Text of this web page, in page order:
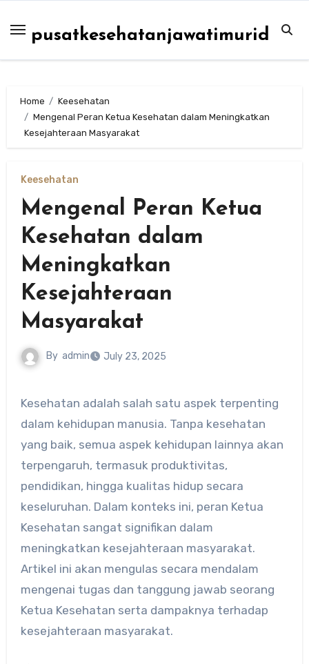
content
pusatkesehatanjawatimurid
Home
Keesehatan
Mengenal Peran Ketua Kesehatan dalam Meningkatkan
Kesejahteraan Masyarakat
Keesehatan
Mengenal Peran Ketua
Kesehatan dalam
Meningkatkan
Kesejahteraan
Masyarakat
By admin July 23, 2025
Kesehatan adalah salah satu aspek terpenting
dalam kehidupan manusia. Tanpa kesehatan
yang baik, semua aspek kehidupan lainnya akan
terpengaruh, termasuk produktivitas,
pendidikan, hingga kualitas hidup secara
keseluruhan. Dalam konteks ini, peran Ketua
Kesehatan sangat signifikan dalam
meningkatkan kesejahteraan masyarakat.
Artikel ini akan mengulas secara mendalam
mengenai tugas dan tanggung jawab seorang
Ketua Kesehatan serta dampaknya terhadap
kesejahteraan masyarakat.